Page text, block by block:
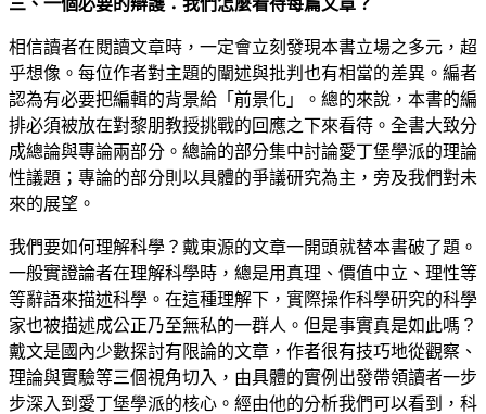
相信讀者在閱讀文章時，一定會立刻發現本書立場之多元，超
乎想像。每位作者對主題的闡述與批判也有相當的差異。編者
認為有必要把編輯的背景給「前景化」。總的來說，本書的編
排必須被放在對黎朋教授挑戰的回應之下來看待。全書大致分
成總論與專論兩部分。總論的部分集中討論愛丁堡學派的理論
性議題；專論的部分則以具體的爭議研究為主，旁及我們對未
來的展望。
我們要如何理解科學？戴東源的文章一開頭就替本書破了題。
一般實證論者在理解科學時，總是用真理、價值中立、理性等
等辭語來描述科學。在這種理解下，實際操作科學研究的科學
家也被描述成公正乃至無私的一群人。但是事實真是如此嗎？
戴文是國內少數探討有限論的文章，作者很有技巧地從觀察、
理論與實驗等三個視角切入，由具體的實例出發帶領讀者一步
步深入到愛丁堡學派的核心。經由他的分析我們可以看到，科